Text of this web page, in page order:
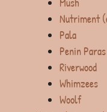
Nutriment
Pala
Penin Paras
Riverwood
Whimzees
Woolf